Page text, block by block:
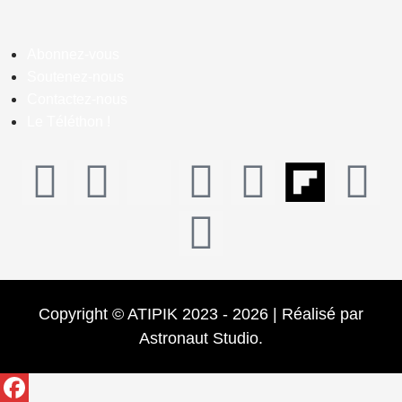
Copyright © ATIPIK 2023 - 2026 | Réalisé par
Astronaut Studio.